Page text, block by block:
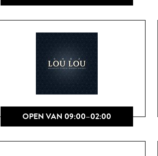
OPEN VAN 09:00–02:00